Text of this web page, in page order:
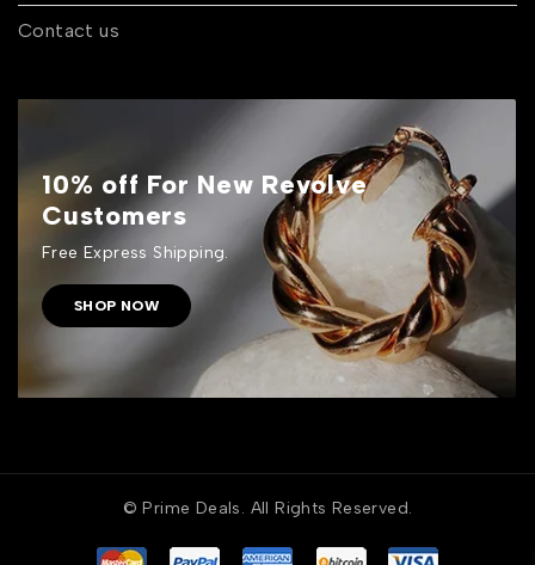
Contact us
10% off For New Revolve
Customers
Free Express Shipping.
SHOP NOW
© Prime Deals. All Rights Reserved.